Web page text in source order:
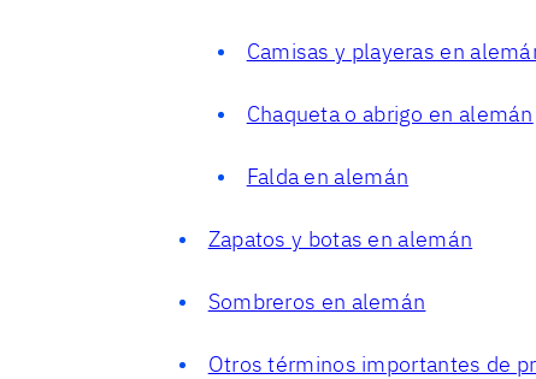
Camisas y playeras en
Chaqueta o abrigo en alemán
Falda en alemán
Zapatos y botas en alemán
Sombreros en alemán
Otros términos importantes de